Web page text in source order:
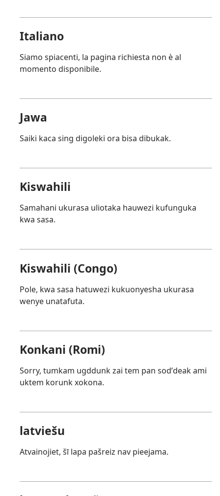
Italiano
Siamo spiacenti, la pagina richiesta non è al
momento disponibile.
Jawa
Saiki kaca sing digoleki ora bisa dibukak.
Kiswahili
Samahani ukurasa uliotaka hauwezi kufunguka
kwa sasa.
Kiswahili (Congo)
Pole, kwa sasa hatuwezi kukuonyesha ukurasa
wenye unatafuta.
Konkani (Romi)
Sorry, tumkam ugddunk zai tem pan sodʼdeak ami
uktem korunk xokona.
latviešu
Atvainojiet, šī lapa pašreiz nav pieejama.